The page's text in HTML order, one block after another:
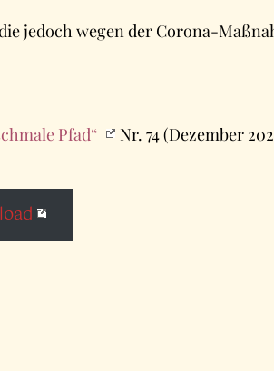
jedoch wegen der Corona-
Pfad“ Nr. 74 (Dezember